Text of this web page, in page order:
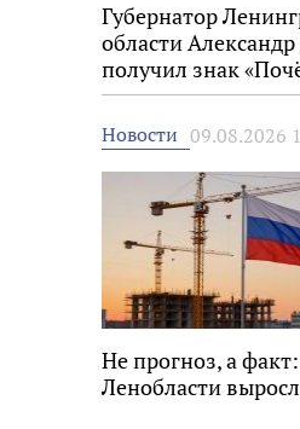
Губернатор
области
получил знак
строитель России»
Новости 09.08.2026
Не прогноз, а
Ленобласти